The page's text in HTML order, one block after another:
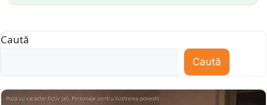
Caută
Caută